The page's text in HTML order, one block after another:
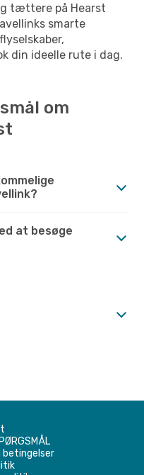
tættere på Hearst
smarte
din ideelle rute i dag.
om
at besøge
betingelser